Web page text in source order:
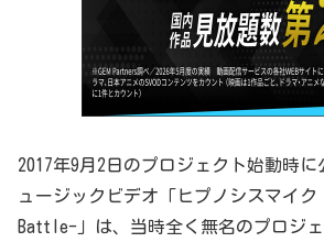
2017年9月2日のプロジェクト始動時に
ュージックビデオ「ヒプノシスマイ
Battle-」は、当時全く無名のプロジ